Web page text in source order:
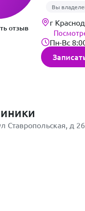
отзыв
Вы
г
Пн-Вс
Ставропольская, д